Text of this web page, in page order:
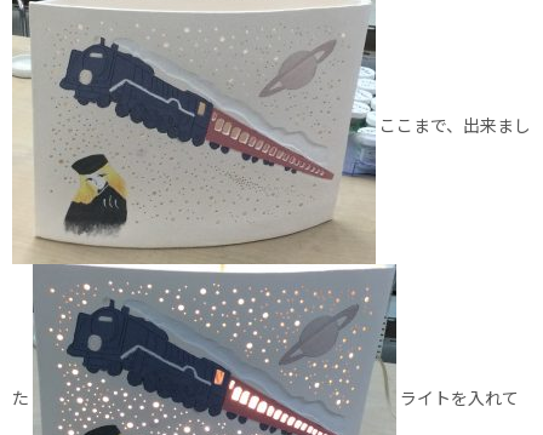
ここまで、出来まし
た ライトを入れて